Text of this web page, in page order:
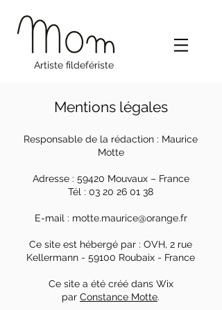
Artiste fildefériste
Mentions légales
Responsable de la rédaction : Maurice
Motte
Adresse : 59420 Mouvaux – France
Tél : 03 20 26 01 38
E-mail : motte.maurice@orange.fr
Ce site est hébergé par : OVH, 2 rue
Kellermann - 59100 Roubaix - France
Ce site a été créé dans Wix
par Constance Motte.